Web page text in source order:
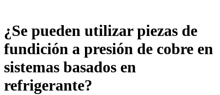
¿Se pueden utilizar piezas de
fundición a presión de cobre en
sistemas basados en
refrigerante?